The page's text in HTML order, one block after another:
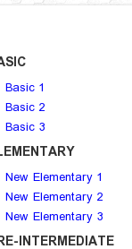
Basic 1
Basic 2
Basic 3
New Elementary 1
New Elementary 2
New Elementary 3
INTERMEDIATE